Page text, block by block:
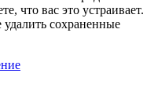
что вас это устраивает.
сохраненные